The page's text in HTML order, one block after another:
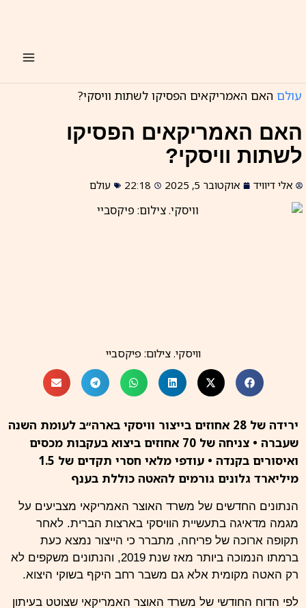
עולם האם האמריקאים הפסיקו לשתות וויסקי?
האם האמריקאים הפסיקו
לשתות וויסקי?
אלי דיוויד אוקטובר 5, 2025 22:18 עולם
וויסקי. צילום: פיקסביי
ירידה של 28 אחוזים בייצור וויסקי בארה״ב לעומת השנה
שעברה • צניחה של 70 אחוזים ביצוא בעקבות מכסים
ואיסורים בקנדה • עודפי מלאי חסרי תקדים של 1.5
מיליארד גלונים גורמים להאטה כוללת בענף
הנתונים החדשים של משרד האוצר האמריקאי מצביעים על
מגמה מדאיגה בתעשיית הוויסקי בארצות הברית. לאחר
תקופה ארוכה של פריחה, מתברר כי הייצור נמצא כעת
ברמתו הנמוכה ביותר מאז שנת 2019, והנתונים משקפים לא
רק האטה מקומית אלא גם משבר רחב היקף בשוקי היצוא.
לפי הדוח החודשי של משרד האוצר האמריקאי שצוטט בעיתון